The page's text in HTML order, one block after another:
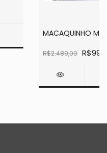
MACAQUINHO
R$2.489,00